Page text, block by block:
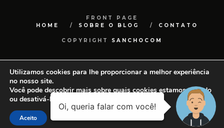
FRONT PAGE
HOME
SOBRE O BLOG CONTATO
COPYRIGHT SANCHOCOM
Utilizamos cookies para lhe proporcionar a melhor experiência
no nosso site.
Você pode descobrir mais sobre quais cookies estamos usando
ou desativá-los em
Aceito